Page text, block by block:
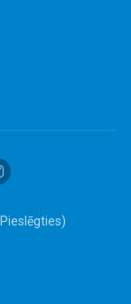
Pieslēgties)